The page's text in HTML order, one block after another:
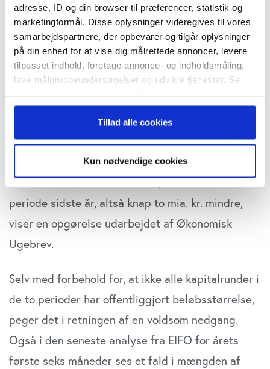
adresse, ID og din browser til præferencer, statistik og
marketingformål. Disse oplysninger videregives til vores
samarbejdspartnere, der opbevarer og tilgår oplysninger
på din enhed for at vise dig målrettede annoncer, levere
tilpasset indhold, foretage annonce- og indholdsmåling,
lave målgruppeundersøgelser og udvikle tjenester. Se
persondatapolitik. Du kan altid trække dit samtykke
tilbage eller ændre indstillinger fra vores
"Cookiedeklaration", eller ved at trykke på "Privacy
Hvis du tillader det, vil vi også gerne:
Indsamle præcise oplysninger om din placering,
der kan være nøjagtig inden for få meter
Identificere din enhed baseret på en scanning af
dens unikke karakteristika (fingerprinting)
Vi bruger cookies til at tilpasse vores indhold og
annoncer, til at vise dig funktioner til sociale medier og til
at analysere vores trafik. Vi deler også oplysninger om
din brug af vores website med vores partnere inden for
sociale medier, annonceringspartnere og
analysepartnere. Vores partnere kan kombinere disse
Tillad alle cookies
Kun nødvendige cookies
forudser Søren Lemonius et yderligere fald i
markedet.
Opbremsningen i det danske venturemarked er
voldsom. Især set på omfanget af den samlede
mængde venturekapital, som opgjort af EIFOs
overvågning af kapitaltilførsler.
I årets første syv måneder har danske startups
fået tilført 3,34 mia. kr. mod 5,35 mia. kr. i samme
periode sidste år, altså knap to mia. kr. mindre,
viser en opgørelse udarbejdet af Økonomisk
Ugebrev.
Selv med forbehold for, at ikke alle kapitalrunder i
de to perioder har offentliggjort beløbsstørrelse,
peger det i retningen af en voldsom nedgang.
Også i den seneste analyse fra EIFO for årets
første seks måneder ses et fald i mængden af